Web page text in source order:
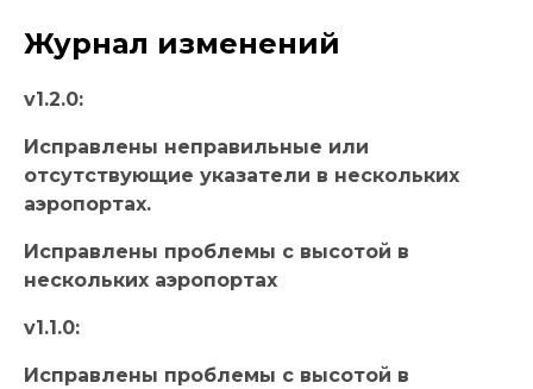
Журнал изменений
v1.2.0:
Исправлены неправильные или
отсутствующие указатели в нескольких
аэропортах.
Исправлены проблемы с высотой в
нескольких аэропортах
v1.1.0:
Исправлены проблемы с высотой в